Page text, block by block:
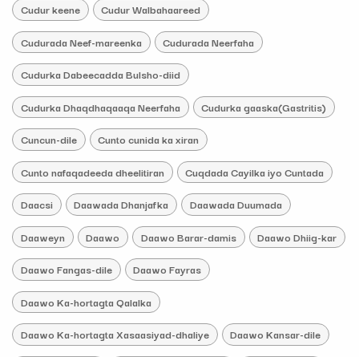
Cudur keene Cudur Walbahaareed
Cudurada Neef-mareenka Cudurada Neerfaha
Cudurka Dabeecadda Bulsho-diid
Cudurka Dhaqdhaqaaqa Neerfaha Cudurka gaaska(Gastritis)
Cuncun-dile Cunto cunida ka xiran
Cunto nafaqadeeda dheelitiran Cuqdada Cayilka iyo Cuntada
Daacsi Daawada Dhanjafka Daawada Duumada
Daaweyn Daawo Daawo Barar-damis Daawo Dhiig-kar
Daawo Fangas-dile Daawo Fayras
Daawo Ka-hortagta Qalalka
Daawo Ka-hortagta Xasaasiyad-dhaliye Daawo Kansar-dile